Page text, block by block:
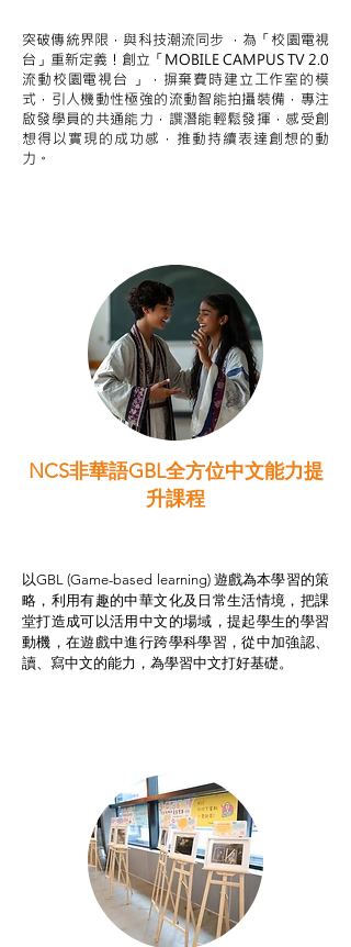
突破傳統界限，與科技潮流同步 ，為「校園電視
台」重新定義！創立「MOBILE CAMPUS TV 2.0
流動校園電視台 」，摒棄費時建立工作室的模
式，引人機動性極強的流動智能拍攝裝備，專注
啟發學員的共通能力，譔潛能輕鬆發揮，感受創
想得以實現的成功感，推動持續表達創想的動
力。
NCS非華語GBL全方位中文能力提
升課程
以GBL (Game-based learning) 遊戲為本學習的策
略，利用有趣的中華文化及日常生活情境，把課
堂打造成可以活用中文的場域，提起學生的學習
動機，在遊戲中進行跨學科學習，從中加強認、
讀、寫中文的能力，為學習中文打好基礎。